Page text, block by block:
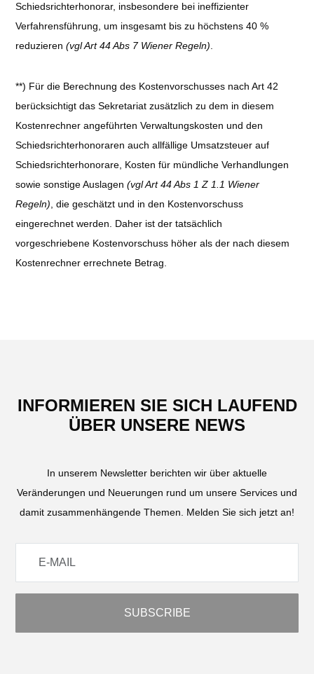
Schiedsrichterhonorar, insbesondere bei ineffizienter
Verfahrensführung, um insgesamt bis zu höchstens 40 %
reduzieren (vgl Art 44 Abs 7 Wiener Regeln)
**) Für die Berechnung des Kostenvorschusses nach Art 42
berücksichtigt das Sekretariat zusätzlich zu dem in diesem
Kostenrechner angeführten Verwaltungskosten und den
Schiedsrichterhonoraren auch allfällige Umsatzsteuer auf
Schiedsrichterhonorare, Kosten für mündliche Verhandlungen
sowie sonstige Auslagen (vgl Art 44 Abs 1 Z 1.1 Wiener
Regeln) , die geschätzt und in den Kostenvorschuss
eingerechnet werden. Daher ist der tatsächlich
vorgeschriebene Kostenvorschuss höher als der nach diesem
Kostenrechner errechnete Betrag.
INFORMIEREN SIE SICH LAUFEND
ÜBER UNSERE NEWS
In unserem Newsletter berichten wir über aktuelle
Veränderungen und Neuerungen rund um unsere Services und
damit zusammenhängende Themen. Melden Sie sich jetzt an!